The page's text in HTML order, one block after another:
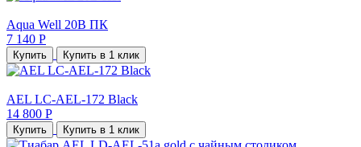
Aqua Well 20B ПК
7 140 Р
Купить Купить в 1 клик
AEL LC-AEL-172 Black
14 800 Р
Купить Купить в 1 клик